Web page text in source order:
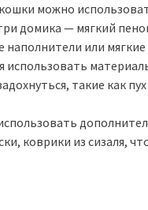
можно
домика — мягкий
наполнители или
использовать
такие как
коврики из сизаля,